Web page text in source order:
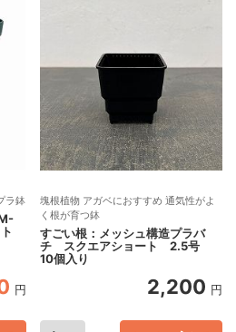
ラ鉢
円
塊根植物 アガベにおすすめ 通気性がよ
く根が育つ鉢
すごい根：メッシュ構造プラバ
チ スクエアショート 2.5号
10個入り
2,200 円